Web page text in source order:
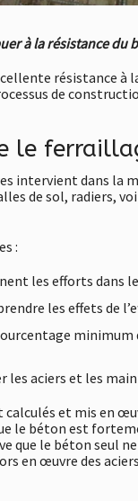
à la résistance du
résistance
de
le
intervient dans la
de sol, radiers,
:
les efforts dans
les effets de
minimum
les aciers et les
et mis en
le béton est
que le béton seul
en œuvre des